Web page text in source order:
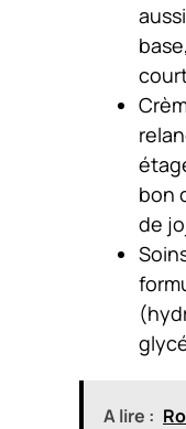
bon
de
A lire :